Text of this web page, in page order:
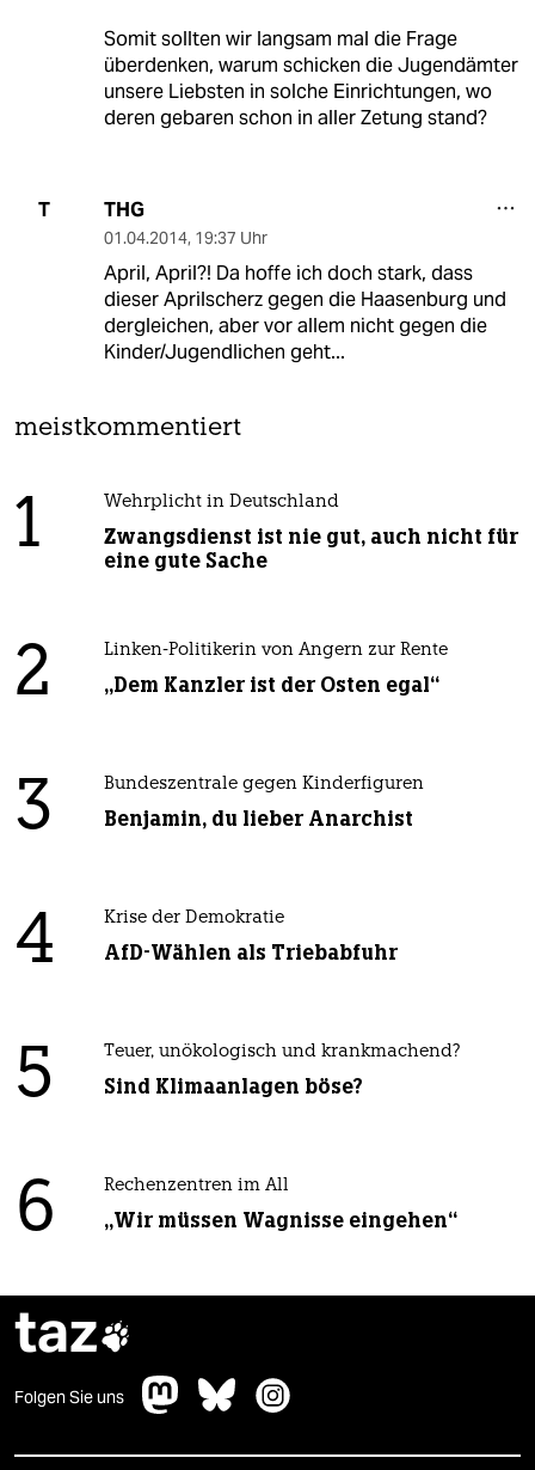
Somit sollten wir langsam mal die Frage
überdenken, warum schicken die Jugendämter
unsere Liebsten in solche Einrichtungen, wo
deren gebaren schon in aller Zetung stand?
T THG
01.04.2014, 19:37 Uhr
April, April?! Da hoffe ich doch stark, dass
dieser Aprilscherz gegen die Haasenburg und
dergleichen, aber vor allem nicht gegen die
Kinder/Jugendlichen geht...
meistkommentiert
1 Wehrplicht in Deutschland
Zwangsdienst ist nie gut, auch nicht für
eine gute Sache
2 Linken-Politikerin von Angern zur Rente
„Dem Kanzler ist der Osten egal“
3 Bundeszentrale gegen Kinderfiguren
Benjamin, du lieber Anarchist
4 Krise der Demokratie
AfD-Wählen als Triebabfuhr
5 Teuer, unökologisch und krankmachend?
Sind Klimaanlagen böse?
6 Rechenzentren im All
„Wir müssen Wagnisse eingehen“
taz
Folgen Sie uns